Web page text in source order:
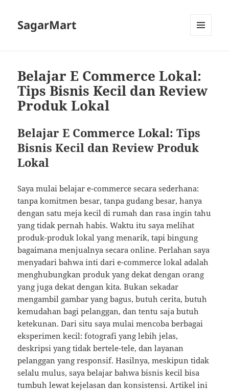
SagarMart
Belajar E Commerce Lokal:
Tips Bisnis Kecil dan Review
Produk Lokal
Belajar E Commerce Lokal: Tips
Bisnis Kecil dan Review Produk
Lokal
Saya mulai belajar e-commerce secara sederhana:
tanpa komitmen besar, tanpa gudang besar, hanya
dengan satu meja kecil di rumah dan rasa ingin tahu
yang tidak pernah habis. Waktu itu saya melihat
produk-produk lokal yang menarik, tapi bingung
bagaimana menjualnya secara online. Perlahan saya
menyadari bahwa inti dari e-commerce lokal adalah
menghubungkan produk yang dekat dengan orang
yang juga dekat dengan kita. Bukan sekadar
mengambil gambar yang bagus, butuh cerita, butuh
kemudahan bagi pelanggan, dan tentu saja butuh
ketekunan. Dari situ saya mulai mencoba berbagai
eksperimen kecil: fotografi yang lebih jelas,
deskripsi yang tidak bertele-tele, dan layanan
pelanggan yang responsif. Hasilnya, meskipun tidak
selalu mulus, saya belajar bahwa bisnis kecil bisa
tumbuh lewat kejelasan dan konsistensi. Artikel ini